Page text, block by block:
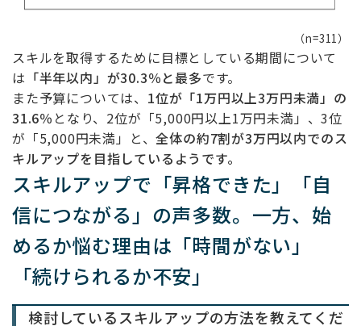
（n=311）
スキルを取得するために目標としている期間について
は 「半年以内」が30.3％と最多です。
また予算については、 1位が「1万円以上3万円未満」の
31.6％ となり、2位が「5,000円以上1万円未満」、3位
が「5,000円未満」と、全体の約7割が3万円以内でのス
キルアップを目指しているようです。
スキルアップで「昇格できた」「自
信につながる」の声多数。一方、始
めるか悩む理由は「時間がない」
「続けられるか不安」
検討しているスキルアップの方法を教えてくだ